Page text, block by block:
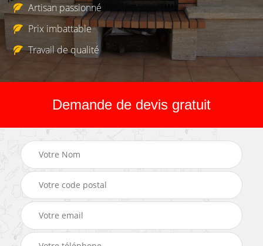
Artisan passionné
Prix imbattable
Travail de qualité
Demande de devis gratuit